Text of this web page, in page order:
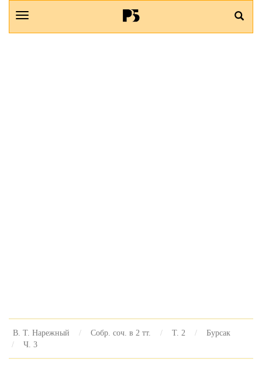
В. Т. Нарежный Собр. соч. в 2 тт. Т. 2
Бурсак
Ч. 3